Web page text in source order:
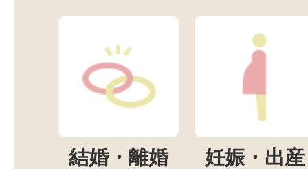
結婚・離婚 妊娠・出産